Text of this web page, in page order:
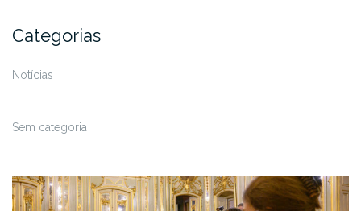
Categorias
Notícias
Sem categoria